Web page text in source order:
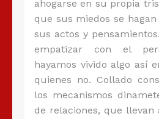
ahogarse en su propia
que sus miedos se
sus actos y
empatizar con el
hayamos vivido algo así
quienes no. Collado
los mecanismos
de relaciones, que